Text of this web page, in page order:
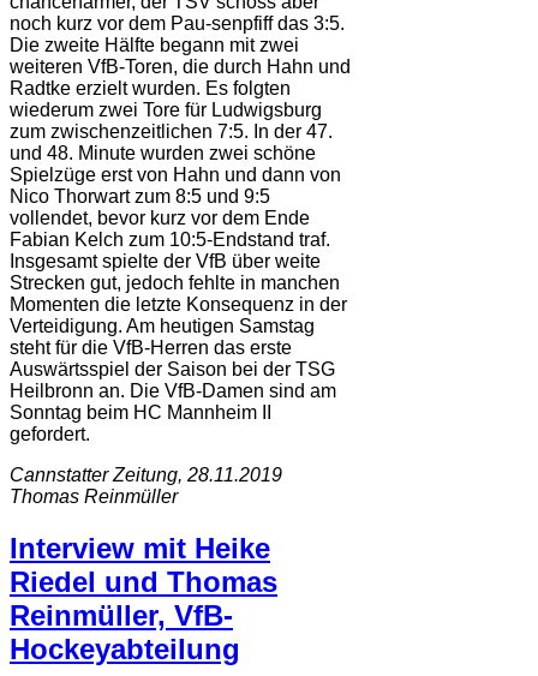
noch kurz vor dem Pau-senpfiff das 3:5.
Die zweite Hälfte begann mit zwei
weiteren VfB-Toren, die durch Hahn und
Radtke erzielt wurden. Es folgten
wiederum zwei Tore für Ludwigsburg
zum zwischenzeitlichen 7:5. In der 47.
und 48. Minute wurden zwei schöne
Spielzüge erst von Hahn und dann von
Nico Thorwart zum 8:5 und 9:5
vollendet, bevor kurz vor dem Ende
Fabian Kelch zum 10:5-Endstand traf.
Insgesamt spielte der VfB über weite
Strecken gut, jedoch fehlte in manchen
Momenten die letzte Konsequenz in der
Verteidigung. Am heutigen Samstag
steht für die VfB-Herren das erste
Auswärtsspiel der Saison bei der TSG
Heilbronn an. Die VfB-Damen sind am
Sonntag beim HC Mannheim II
gefordert.
Cannstatter Zeitung, 28.11.2019
Thomas Reinmüller
Interview mit Heike
Riedel und Thomas
Reinmüller, VfB-
Hockeyabteilung